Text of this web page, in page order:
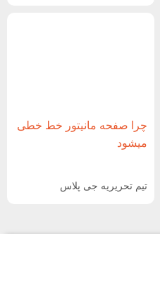
چرا صفحه مانیتور خط خطی
میشود
تیم تحریریه جی پلاس